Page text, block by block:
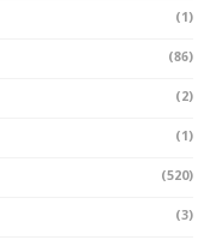
(1)
(86)
(2)
(1)
(520)
(3)